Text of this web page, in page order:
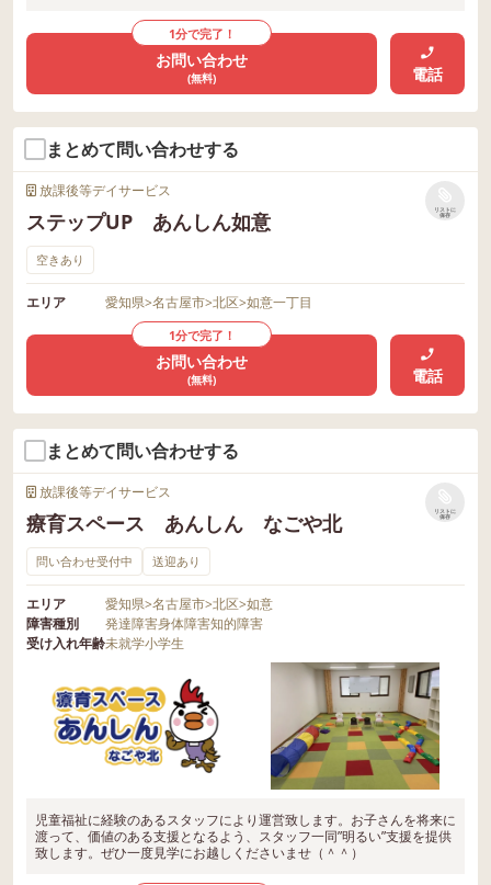
1分で完了！
お問い合わせ
(無料) 電話
まとめて問い合わせする
放課後等デイサービス
ステップUP あんしん如意
リストに
保存
空きあり
エリア 愛知県>名古屋市>北区>如意一丁目
1分で完了！
お問い合わせ
(無料) 電話
まとめて問い合わせする
放課後等デイサービス
療育スペース あんしん なごや北
リストに
保存
問い合わせ受付中 送迎あり
エリア 愛知県>名古屋市>北区>如意
障害種別
発達障害身体障害知的障害
受け入れ年齢未就学小学生
児童福祉に経験のあるスタッフにより運営致します。お子さんを将来に
渡って、価値のある支援となるよう、スタッフ一同”明るい”支援を提供
致します。ぜひ一度見学にお越しくださいませ（＾＾）